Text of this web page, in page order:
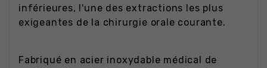
inférieures, l'une des extractions les plus
exigeantes de la chirurgie orale courante.
Fabriqué en acier inoxydable médical de